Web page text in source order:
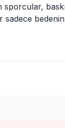
sporcular,
sadece